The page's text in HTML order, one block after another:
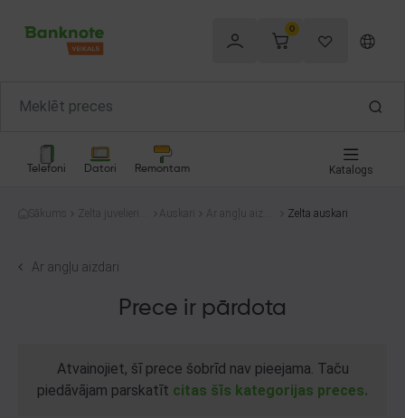
0
Telefoni Datori Remontam Katalogs
Sākums
Zelta juvelierizs
Auskari
Ar angļu aizda
Zelta auskari
Ar angļu aizdari
Prece ir pārdota
Atvainojiet, šī prece šobrīd nav pieejama. Taču
piedāvājam parskatīt citas šīs kategorijas preces.